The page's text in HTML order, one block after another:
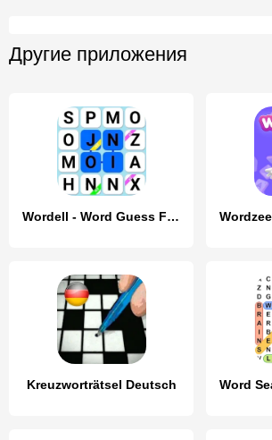
Другие приложения
Wordell - Word Guess Fillword
Kreuzworträtsel Deutsch